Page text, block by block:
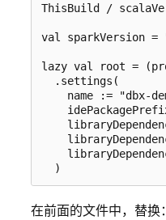
ThisBuild /
val sparkVersion =
lazy val root =
  .settings(
name := "dbx-
在前面的文件中，替换：